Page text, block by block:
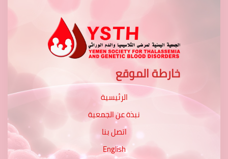
خارطة الموقع
الرئيسية
نبذة عن الجمعية
اتصل بنا
English